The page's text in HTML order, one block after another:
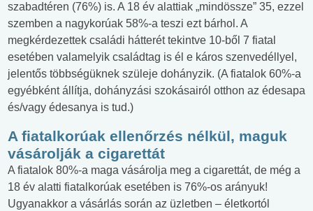
szabadtéren (76%) is. A 18 év alattiak „mindössze” 35, ezzel
szemben a nagykorúak 58%-a teszi ezt bárhol. A
megkérdezettek családi hátterét tekintve 10-ből 7 fiatal
esetében valamelyik családtag is él e káros szenvedéllyel,
jelentős többségüknek szüleje dohányzik. (A fiatalok 60%-a
egyébként állítja, dohányzási szokásairól otthon az édesapa
és/vagy édesanya is tud.)
A fiatalkorúak ellenőrzés nélkül, maguk
vásárolják a cigarettát
A fiatalok 80%-a maga vásárolja meg a cigarettát, de még a
18 év alatti fiatalkorúak esetében is 76%-os arányuk!
Ugyanakkor a vásárlás során az üzletben – életkortól